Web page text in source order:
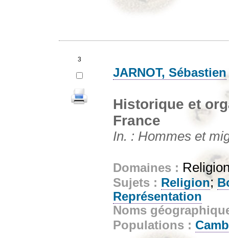
3
JARNOT, Sébastien
Historique et
France
In. : Hommes et
Domaines :
Sujets : Religion;
Représentation
Noms
Populations :